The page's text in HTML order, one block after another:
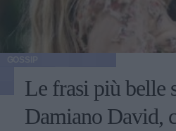
Le frasi più belle
Damiano David,